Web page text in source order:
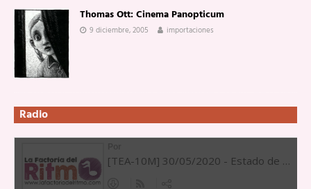
Thomas Ott: Cinema Panopticum
9 diciembre, 2005 importaciones
Radio